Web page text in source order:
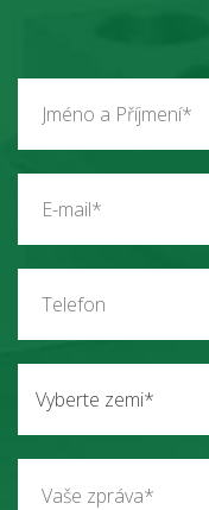
Vyberte zemi*